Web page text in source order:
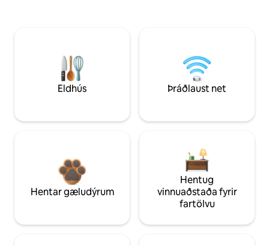
Eldhús Þráðlaust net
Hentar gæludýrum
Hentug
vinnuaðstaða fyrir
fartölvu